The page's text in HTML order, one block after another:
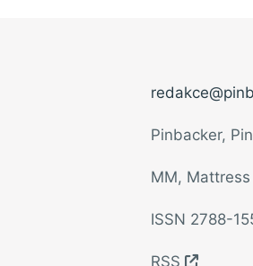
Pinbacker,
MM,
ISSN 2788-
RSS